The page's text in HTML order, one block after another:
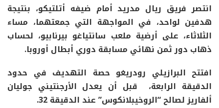
انتصر فريق ريال مدريد أمام ضيفه أتلتيكو، بنتيجة
هدفين لواحد، في المواجهة التي جمعتهما، مساء
الثلاثاء، على أرضية ملعب سانتياغو بيرنابيو، لحساب
ذهاب دور ثمن نهائي مسابقة دوري أبطال أوروبا.
افتتح البرازيلي رودريغو حصة التهديف في حدود
الدقيقة الرابعة، قبل أن يعدل الأرجنتيني جوليان
ألفاريز لصالح “الروخيبلانكوس” عند الدقيقة 32.